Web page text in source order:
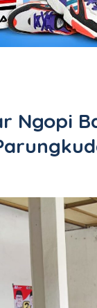
Ngopi